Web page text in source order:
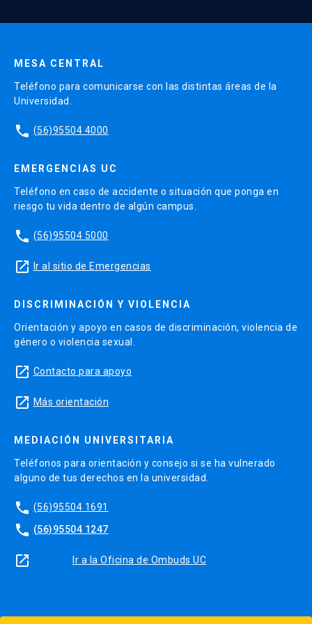
MESA CENTRAL
Teléfono para comunicarse con las distintas áreas de la
Universidad.
phone (56)95504 4000
EMERGENCIAS UC
Teléfono en caso de accidente o situación que ponga en
riesgo tu vida dentro de algún campus.
phone (56)95504 5000
launch Ir al sitio de Emergencias
DISCRIMINACIÓN Y VIOLENCIA
Orientación y apoyo en casos de discriminación, violencia de
género o violencia sexual.
launch Contacto para apoyo
launch Más orientación
MEDIACIÓN UNIVERSITARIA
Teléfonos para orientación y consejo si se ha vulnerado
alguno de tus derechos en la universidad.
phone (56)95504 1691
phone (56)95504 1247
launch Ir a la Oficina de Ombuds UC